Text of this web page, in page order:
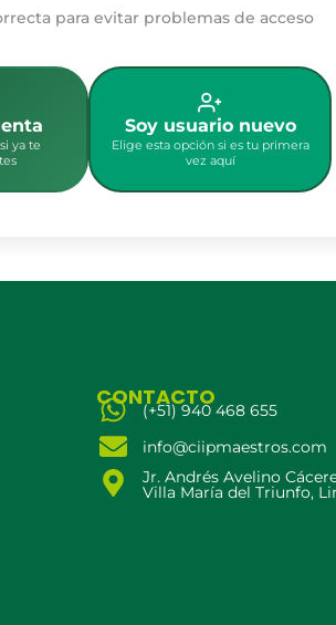
para evitar problemas de acceso
ya te
Soy usuario nuevo
Elige esta opción si es tu primera
vez aquí
CONTACTO
(+51) 940 468 655
info@ciipmaestros.com
Jr. Andrés Avelino
Villa María del Triunfo,